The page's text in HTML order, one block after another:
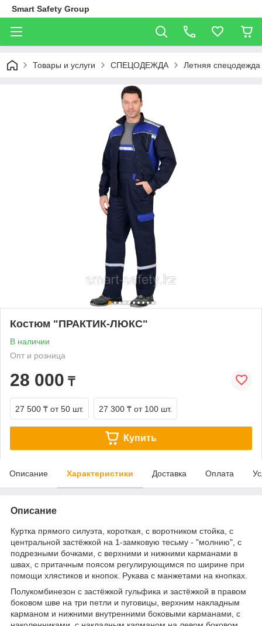
Smart Safety Group
Товары и услуги СПЕЦОДЕЖДА Летняя спецодежда
Костюм "ПРАКТИК-ЛЮКС"
В наличии
Опт и розница
28 000 ₸
27 500 ₸ от 50 шт. 27 300 ₸ от 100 шт.
Купить
Описание Характеристики Доставка Оплата
Описание
Куртка прямого силуэта, короткая, с воротником стойка, с
центральной застёжкой на 1-замковую тесьму - "молнию", с
подрезными бочками, с верхними и нижними карманами в
швах, с притачным поясом регулирующимся по ширине при
помощи хлястиков и кнопок. Рукава с манжетами на кнопках.
Полукомбинезон с застёжкой гульфика и застёжкой в правом
боковом шве на три петли и пуговицы, верхним накладным
карманом и нижними внутренними боковыми карманами, с